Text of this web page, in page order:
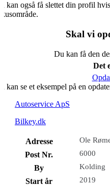
kan også få slettet din profil
Skal vi
Du kan få den
Det
kan se et eksempel på en
Autoservice ApS
Bilkey.dk
Adresse Ole
Post Nr. 6000
By Kolding
Start år 2019